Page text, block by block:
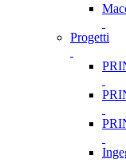
Progetti